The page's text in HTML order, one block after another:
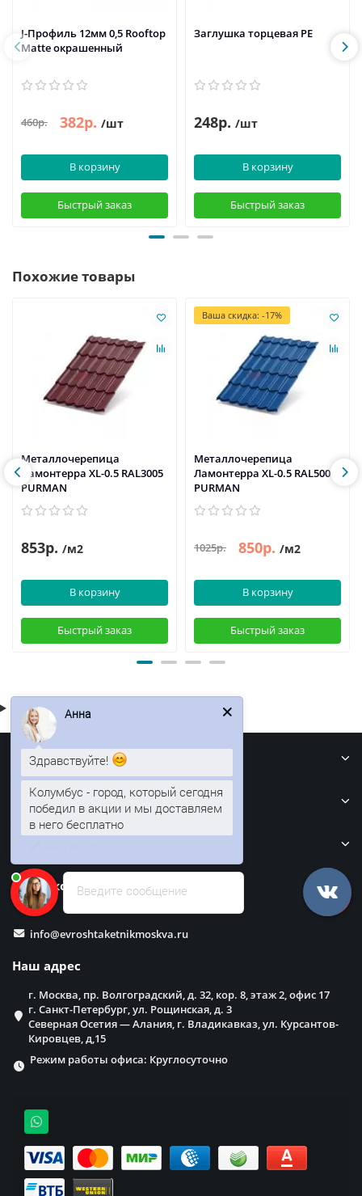
J-Профиль 12мм 0,5 Rooftop
Matte окрашенный
460р. 382р. /шт
В корзину
Быстрый заказ
Заглушка торцевая PE
248р. /шт
В корзину
Быстрый заказ
Похожие товары
Металлочерепица
Ламонтерра XL-0.5 RAL3005
PURMAN
853р. /м2
В корзину
Быстрый заказ
Ваша скидка: -17%
Металлочерепица
Ламонтерра XL-0.5 RAL5005
PURMAN
1025р. 850р. /м2
В корзину
Быстрый заказ
Информация
Кровля
Наши контакты
info@evroshtaketnikmoskva.ru
Наш адрес
г. Москва, пр. Волгоградский, д. 32, кор. 8, этаж 2, офис 17
г. Санкт-Петербург, ул. Рощинская, д. 3
Северная Осетия — Алания, г. Владикавказ, ул. Курсантов-
Кировцев, д,15
Режим работы офиса: Круглосуточно
Введите сообщение
Здравствуйте!
Колумбус - город, который сегодня
победил в акции и мы доставляем
в него бесплатно